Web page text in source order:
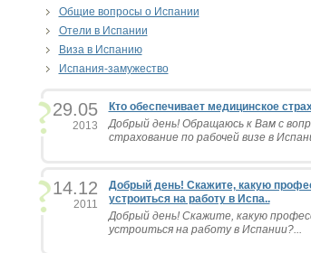
Общие вопросы о Испании
Отели в Испании
Виза в Испанию
Испания-замужество
29.05
2013
Кто обеспечивает медицинское
Добрый день! Обращаюсь к Вам с
страхование по рабочей визе в
14.12
2011
Добрый день! Скажите, какую
устроиться на работу в Испа..
Добрый день! Скажите, какую
устроиться на работу в Испании?...